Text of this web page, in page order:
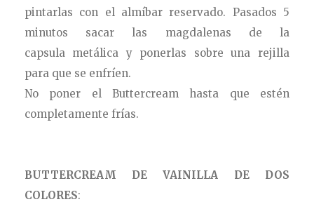
pintarlas con el almíbar reservado. Pasados 5
minutos sacar las magdalenas de la
capsula metálica y ponerlas sobre una rejilla
para que se enfríen.
No poner el Buttercream hasta que estén
completamente frías.
BUTTERCREAM DE VAINILLA DE DOS
COLORES: